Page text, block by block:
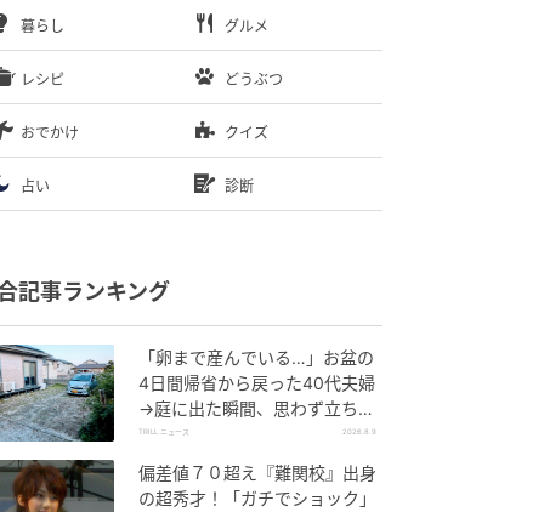
暮らし グルメ
レシピ どうぶつ
おでかけ クイズ
占い 診断
記事ランキング
「卵まで産んでいる…」お盆の
4日間帰省から戻った40代夫婦
→庭に出た瞬間、思わず立ち尽
くしたワケ
TRILL ニュース 2026.8.9
偏差値７０超え『難関校』出身
の超秀才！「ガチでショック」